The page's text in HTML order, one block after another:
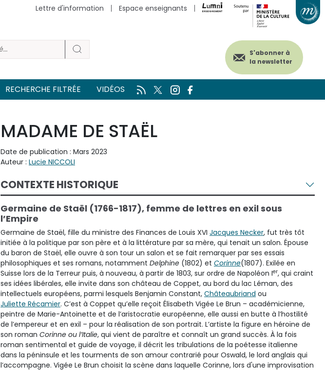
Lettre d'information Espace enseignants
S'abonner à
la newsletter
RECHERCHE FILTRÉE VIDÉOS
MADAME DE STAËL
Date de publication : Mars 2023
Auteur : Lucie NICCOLI
CONTEXTE HISTORIQUE
Germaine de Staël (1766-1817), femme de lettres en exil sous
l’Empire
Germaine de Staël, fille du ministre des Finances de Louis XVI Jacques Necker, fut très tôt
initiée à la politique par son père et à la littérature par sa mère, qui tenait un salon. Épouse
du baron de Staël, elle ouvre à son tour un salon et se fait remarquer par ses essais
philosophiques et ses romans, notamment Delphine (1802) et Corinne(1807). Exilée en
Suisse lors de la Terreur puis, à nouveau, à partir de 1803, sur ordre de Napoléon Ier, qui craint
ses idées libérales, elle invite dans son château de Coppet, au bord du lac Léman, des
intellectuels européens, parmi lesquels Benjamin Constant, Châteaubriand ou
Juliette Récamier. C’est à Coppet qu’elle reçoit Élisabeth Vigée Le Brun – académicienne,
peintre de Marie-Antoinette et de l’aristocratie européenne, elle aussi en butte à l’hostilité
de l’empereur et en exil – pour la réalisation de son portrait. L’artiste la figure en héroïne de
son roman Corinne ou l’Italie, qui vient de paraître et connaît un grand succès. À la fois
roman sentimental et guide de voyage, il décrit les tribulations de la poétesse italienne
dans la péninsule et les tourments de son amour contrarié pour Oswald, le lord anglais qui
l’accompagne. Vigée Le Brun choisit la scène dans laquelle Corinne, lors d'une improvisation